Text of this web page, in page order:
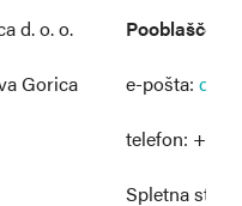
d. o. o.
Gorica
e-pošta:
telefon:
Spletna